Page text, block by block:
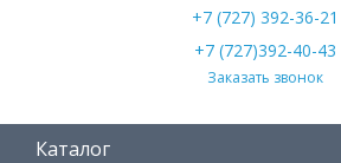
+7 (727) 392-36-21
+7 (727)392-40-43
Заказать звонок
Каталог